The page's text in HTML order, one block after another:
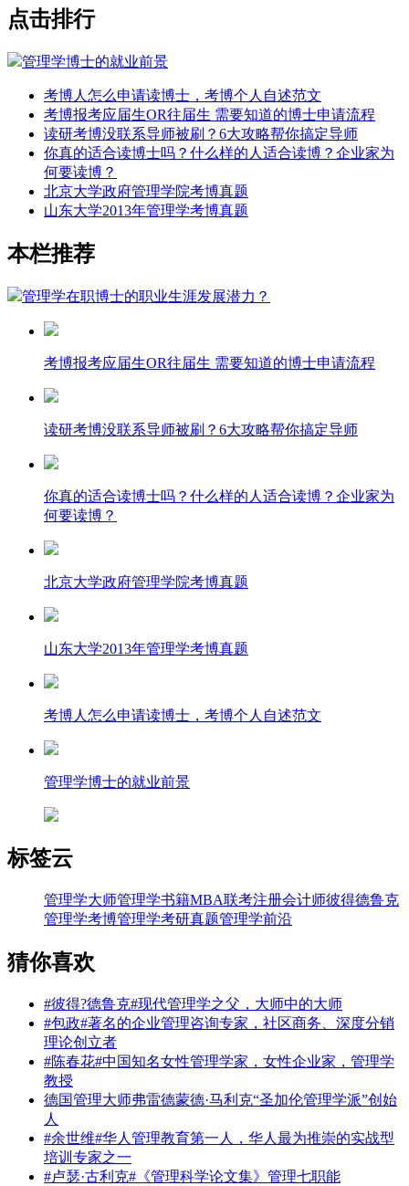
点击排行
管理学博士的就业前景
考博人怎么申请读博士，考博个人自述范文
考博报考应届生OR往届生 需要知道的博士申请流程
读研考博没联系导师被刷？6大攻略帮你搞定导师
你真的适合读博士吗？什么样的人适合读博？企业家为
何要读博？
北京大学政府管理学院考博真题
山东大学2013年管理学考博真题
本栏推荐
管理学在职博士的职业生涯发展潜力？
考博报考应届生OR往届生 需要知道的博士申请流程
读研考博没联系导师被刷？6大攻略帮你搞定导师
你真的适合读博士吗？什么样的人适合读博？企业家为
何要读博？
北京大学政府管理学院考博真题
山东大学2013年管理学考博真题
考博人怎么申请读博士，考博个人自述范文
管理学博士的就业前景
标签云
管理学大师管理学书籍MBA联考注册会计师彼得德鲁克
管理学考博管理学考研真题管理学前沿
猜你喜欢
#彼得?德鲁克#现代管理学之父，大师中的大师
#包政#著名的企业管理咨询专家，社区商务、深度分销
理论创立者
#陈春花#中国知名女性管理学家，女性企业家，管理学
教授
德国管理大师弗雷德蒙德·马利克“圣加伦管理学派”创始
人
#余世维#华人管理教育第一人，华人最为推崇的实战型
培训专家之一
#卢瑟·古利克#《管理科学论文集》管理七职能